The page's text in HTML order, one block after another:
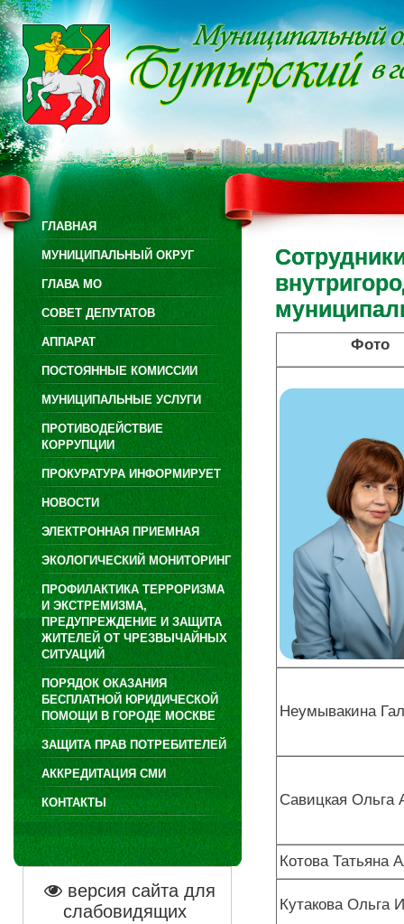
ГЛАВНАЯ
МУНИЦИПАЛЬНЫЙ ОКРУГ
ГЛАВА МО
СОВЕТ ДЕПУТАТОВ
АППАРАТ
ПОСТОЯННЫЕ КОМИССИИ
МУНИЦИПАЛЬНЫЕ УСЛУГИ
ПРОТИВОДЕЙСТВИЕ
КОРРУПЦИИ
ПРОКУРАТУРА ИНФОРМИРУЕТ
НОВОСТИ
ЭЛЕКТРОННАЯ ПРИЕМНАЯ
ЭКОЛОГИЧЕСКИЙ МОНИТОРИНГ
ПРОФИЛАКТИКА ТЕРРОРИЗМА
И ЭКСТРЕМИЗМА,
ПРЕДУПРЕЖДЕНИЕ И ЗАЩИТА
ЖИТЕЛЕЙ ОТ ЧРЕЗВЫЧАЙНЫХ
СИТУАЦИЙ
ПОРЯДОК ОКАЗАНИЯ
БЕСПЛАТНОЙ ЮРИДИЧЕСКОЙ
ПОМОЩИ В ГОРОДЕ МОСКВЕ
ЗАЩИТА ПРАВ ПОТРЕБИТЕЛЕЙ
АККРЕДИТАЦИЯ СМИ
КОНТАКТЫ
версия сайта для
слабовидящих
Фото
Неумывакина
Савицкая Ольга
Котова Татьяна
Кутакова Ольга